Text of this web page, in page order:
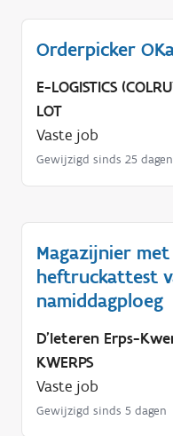
Orderpicker
E-LOGISTICS
LOT
Vaste job
Gewijzigd sinds 25 dagen
Magazijnier met
heftruckattest
namiddagploeg
D'Ieteren Erps-
KWERPS
Vaste job
Gewijzigd sinds 5 dagen